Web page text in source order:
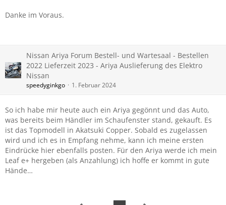
Danke im Voraus.
Nissan Ariya Forum Bestell- und Wartesaal - Bestellen
2022 Lieferzeit 2023 - Ariya Auslieferung des Elektro
Nissan
speedyginkgo 1. Februar 2024
So ich habe mir heute auch ein Ariya gegönnt und das Auto,
was bereits beim Händler im Schaufenster stand, gekauft. Es
ist das Topmodell in Akatsuki Copper. Sobald es zugelassen
wird und ich es in Empfang nehme, kann ich meine ersten
Eindrücke hier ebenfalls posten. Für den Ariya werde ich mein
Leaf e+ hergeben (als Anzahlung) ich hoffe er kommt in gute
Hände…